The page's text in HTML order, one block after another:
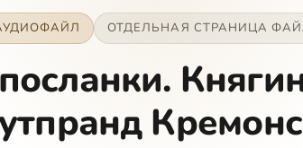
ОТДЕЛЬНАЯ СТРАНИЦА